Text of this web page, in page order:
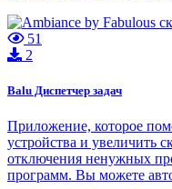
51
2
Balu Диспетчер задач
Приложение, которое
устройства и увеличить
отключения ненужных
программ. Вы можете